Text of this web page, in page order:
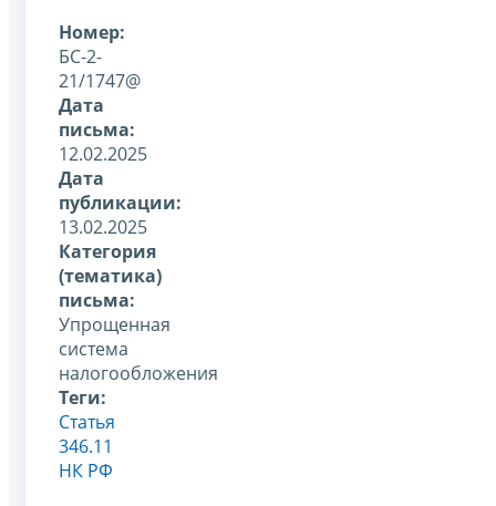
Номер:
БС-2-
21/1747@
Дата
письма:
12.02.2025
Дата
публикации:
13.02.2025
Категория
(тематика)
письма:
Упрощенная
система
налогообложения
Теги:
Статья
346.11
НК РФ